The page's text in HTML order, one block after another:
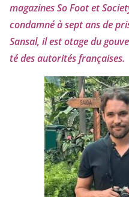
maga­zines So Foot et
condam­né à sept ans de
Sansal, il est otage du
té des auto­ri­tés françaises.